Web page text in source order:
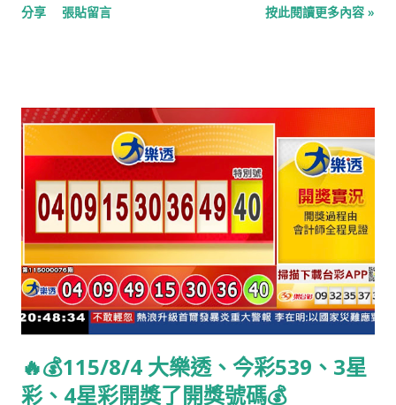
·奧古斯特·多米尼克·安格爾，法國畫家，新古典主義畫派的最後
第5任總理。（1928年去世） 1862年：莫里斯·梅特林克，比利時
詩人、劇作家、散文家，1911年諾貝爾文學獎得主。（1949年去
世） 1871年：阿爾貝·勒布倫，法國政治家，法蘭西第三共和國的
最後一位總統。（1950年去世） 1871年：金九，韓國獨立運動
家、抗日英雄，被現代韓國人尊稱為「韓國的國父」。（1949年
去世） 1888年：三川軍一，日本海軍戰將。（1981年去世）
1892年：亞歷山大·夸黑，法國著名科學哲學家與科學史學家，是
第一個提出「科學革命」說法的史學家。（1964年去世） 1904
年：沃納·福斯曼，德國醫生，心臟導管的發明人，1954年諾貝爾
德·塔里亞菲羅，美國漫畫家，以迪士尼卡通人物唐老鴨的創作者
聞名。（1969年去世） 1912年：孫基禎，朝鮮日治時期北韓男子
分享 張貼留言 按此閱讀更多內容 »
🔥💰115/8/4 大樂透、今彩539、3星
彩、4星彩開獎了開獎號碼💰